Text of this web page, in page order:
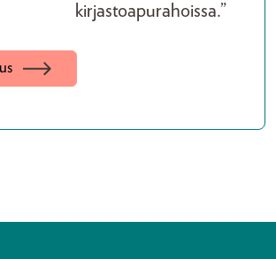
kirjastoapurahoissa.”